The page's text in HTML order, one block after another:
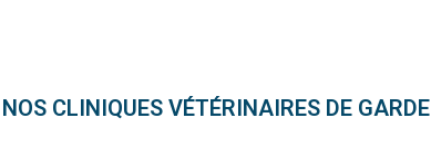
NOS CLINIQUES VÉTÉRINAIRES DE GARDE